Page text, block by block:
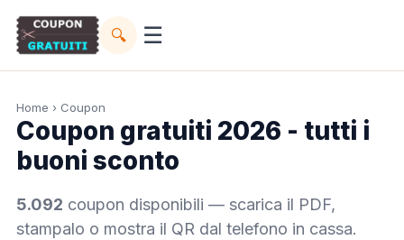
🔍 ☰
Home › Coupon
Coupon gratuiti 2026 - tutti i
buoni sconto
5.092 coupon disponibili — scarica il PDF,
stampalo o mostra il QR dal telefono in cassa.